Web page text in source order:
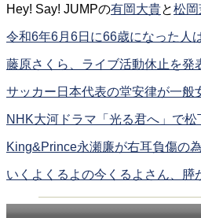
Hey! Say! JUMPの有岡大貴と松
令和6年6月6日に66歳になった人
藤原さくら、ライブ活動休止を発
サッカー日本代表の堂安律が一般
NHK大河ドラマ「光る君へ」で
King&Prince永瀬廉が右耳負傷の
いくよくるよの今くるよさん、膵